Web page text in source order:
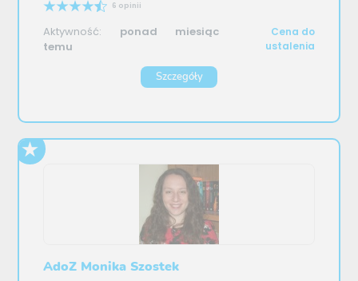
6 opinii
Aktywność: ponad miesiąc
temu
Cena do
ustalenia
Szczegóły
AdoZ Monika Szostek